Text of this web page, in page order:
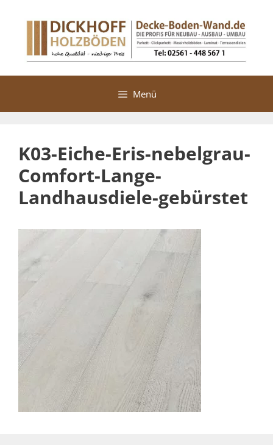
Menü
K03-Eiche-Eris-nebelgrau-
Comfort-Lange-
Landhausdiele-gebürstet